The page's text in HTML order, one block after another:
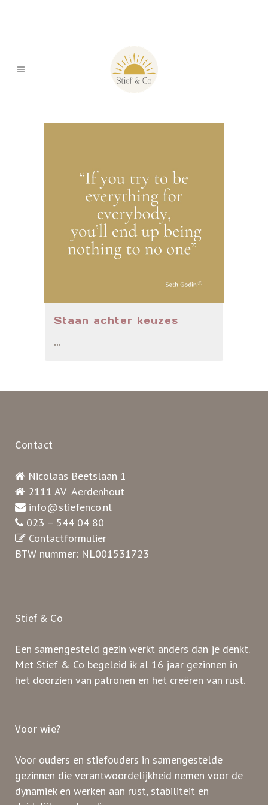
Staan achter keuzes
...
Contact
Nicolaas Beetslaan 1
2111 AV Aerdenhout
info@stiefenco.nl
023 – 544 04 80
Contactformulier
BTW nummer: NL001531723
Stief & Co
Een samengesteld gezin werkt anders dan je denkt.
Met Stief & Co begeleid ik al 16 jaar gezinnen in
het doorzien van patronen en het creëren van rust.
Voor wie?
Voor ouders en stiefouders in samengestelde
gezinnen die verantwoordelijkheid nemen voor de
dynamiek en werken aan rust, stabiliteit en